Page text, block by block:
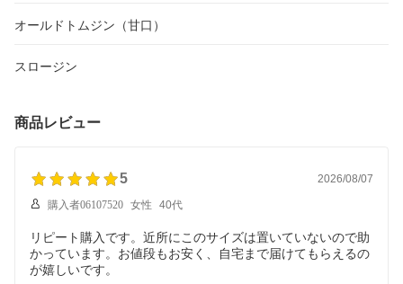
オールドトムジン（甘口）
スロージン
商品レビュー
5 2026/08/07
購入者06107520 女性 40代
リピート購入です。近所にこのサイズは置いていないので助
かっています。お値段もお安く、自宅まで届けてもらえるの
が嬉しいです。